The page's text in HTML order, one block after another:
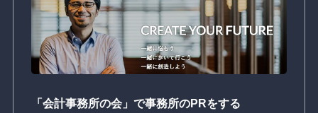
「会計事務所の会」で事務所のPRをする